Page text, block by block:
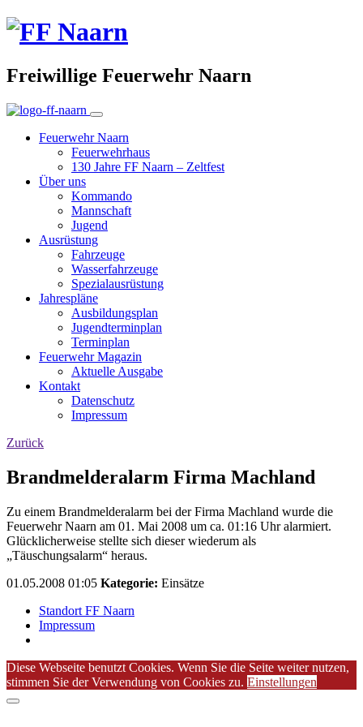
Freiwillige Feuerwehr Naarn
Feuerwehr Naarn
Feuerwehrhaus
130 Jahre FF Naarn – Zeltfest
Über uns
Kommando
Mannschaft
Jugend
Ausrüstung
Fahrzeuge
Wasserfahrzeuge
Spezialausrüstung
Jahrespläne
Ausbildungsplan
Jugendterminplan
Terminplan
Feuerwehr Magazin
Aktuelle Ausgabe
Kontakt
Datenschutz
Impressum
Zurück
Brandmelderalarm Firma Machland
Zu einem Brandmelderalarm bei der Firma Machland wurde die
Feuerwehr Naarn am 01. Mai 2008 um ca. 01:16 Uhr alarmiert.
Glücklicherweise stellte sich dieser wiederum als
„Täuschungsalarm“ heraus.
01.05.2008 01:05 Kategorie: Einsätze
Standort FF Naarn
Impressum
Diese Webseite benutzt Cookies. Wenn Sie die Seite weiter nutzen,
stimmen Sie der Verwendung von Cookies zu. Einstellungen